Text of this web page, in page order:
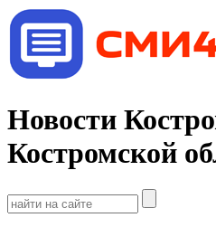
Новости
Костромской